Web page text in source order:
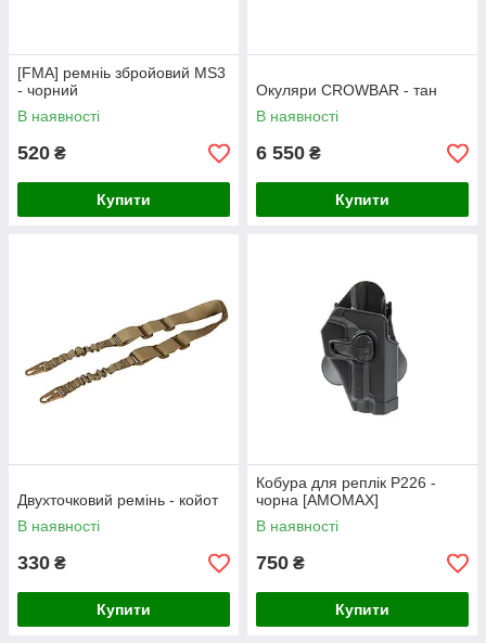
[FMA] ремніь збройовий MS3
- чорний
В наявності
520 ₴
Купити
Окуляри CROWBAR - тан
В наявності
6 550 ₴
Купити
Двухточковий ремінь - койот
В наявності
330 ₴
Купити
Кобура для реплік P226 -
чорна [AMOMAX]
В наявності
750 ₴
Купити